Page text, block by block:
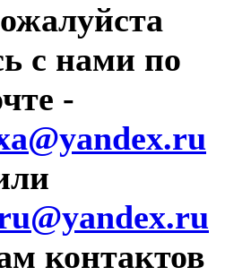
с нами по
-
контактов